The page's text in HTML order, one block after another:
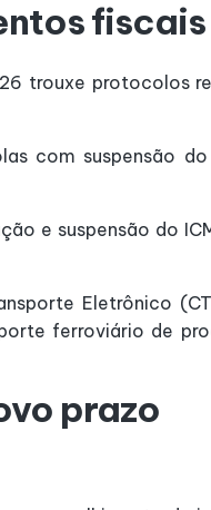
fiscais
trouxe protocolos
com suspensão
e suspensão do
Eletrônico
ferroviário de
prazo